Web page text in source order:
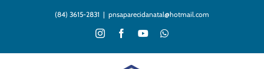
(84) 3615-2831 | pnsaparecidanatal@hotmail.com
InstagramFacebookYouTubeWhatsApp